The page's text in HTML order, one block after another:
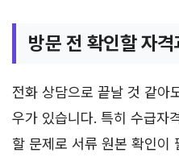
방문 전 확인할 자
전화 상담으로 끝날 것 같아
우가 있습니다. 특히 수급자
할 문제로 서류 원본 확인이